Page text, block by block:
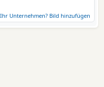
Ihr Unternehmen? Bild hinzufügen